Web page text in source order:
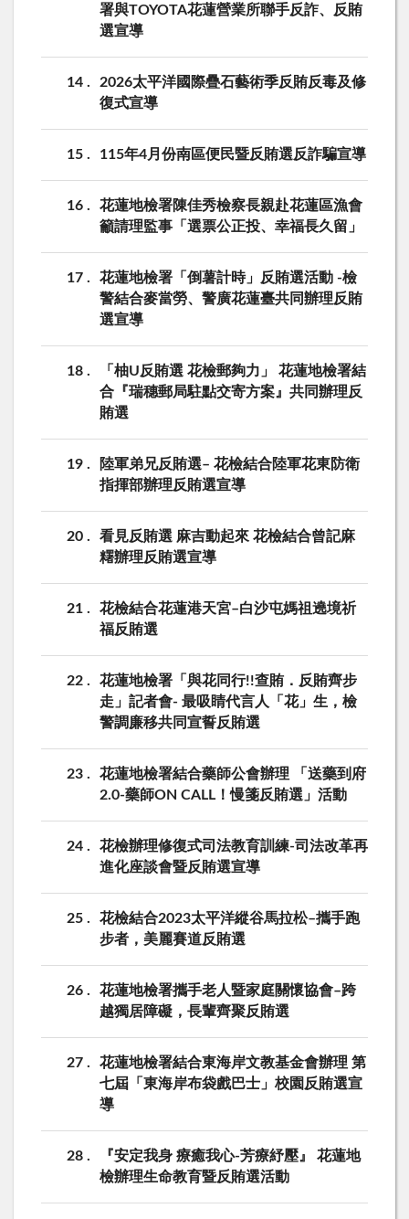
署與TOYOTA花蓮營業所聯手反詐、反賄
選宣導
14
2026太平洋國際疊石藝術季反賄反毒及修
復式宣導
15 115年4月份南區便民暨反賄選反詐騙宣導
16
花蓮地檢署陳佳秀檢察長親赴花蓮區漁會
籲請理監事「選票公正投、幸福長久留」
17
花蓮地檢署「倒薯計時」反賄選活動 -檢
警結合麥當勞、警廣花蓮臺共同辦理反賄
選宣導
18
「柚U反賄選 花檢郵夠力」 花蓮地檢署結
合『瑞穗郵局駐點交寄方案』共同辦理反
賄選
19
陸軍弟兄反賄選– 花檢結合陸軍花東防衛
指揮部辦理反賄選宣導
20
看見反賄選 麻吉動起來 花檢結合曾記麻
糬辦理反賄選宣導
21
花檢結合花蓮港天宮–白沙屯媽祖遶境祈
福反賄選
22
花蓮地檢署「與花同行!!查賄．反賄齊步
走」記者會- 最吸睛代言人「花」生，檢
警調廉移共同宣誓反賄選
23
花蓮地檢署結合藥師公會辦理 「送藥到府
2.0-藥師ON CALL！慢箋反賄選」活動
24
花檢辦理修復式司法教育訓練-司法改革再
進化座談會暨反賄選宣導
25
花檢結合2023太平洋縱谷馬拉松–攜手跑
步者，美麗賽道反賄選
26
花蓮地檢署攜手老人暨家庭關懷協會–跨
越獨居障礙，長輩齊聚反賄選
27
花蓮地檢署結合東海岸文教基金會辦理 第
七屆「東海岸布袋戲巴士」校園反賄選宣
導
28
『安定我身 療癒我心-芳療紓壓』 花蓮地
檢辦理生命教育暨反賄選活動